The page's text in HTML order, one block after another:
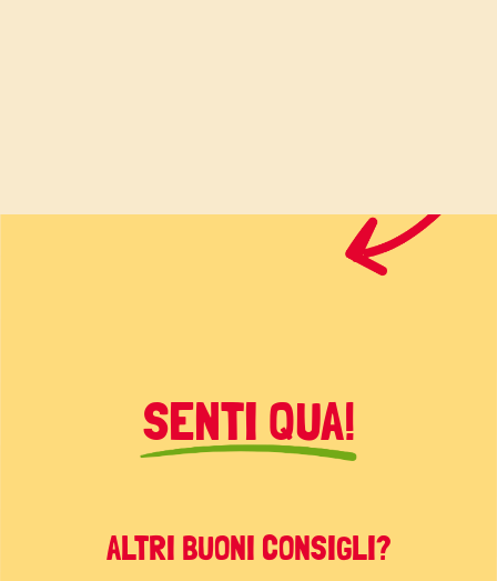
SENTI QUA!
ALTRI BUONI CONSIGLI?